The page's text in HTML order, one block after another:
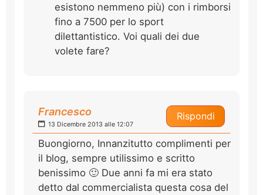
esistono nemmeno più) con i rimborsi
fino a 7500 per lo sport
dilettantistico. Voi quali dei due
volete fare?
Rispondi
Francesco
13 Dicembre 2013 alle 12:07
Buongiorno, Innanzitutto complimenti per
il blog, sempre utilissimo e scritto
benissimo 🙂 Due anni fa mi era stato
detto dal commercialista questa cosa del